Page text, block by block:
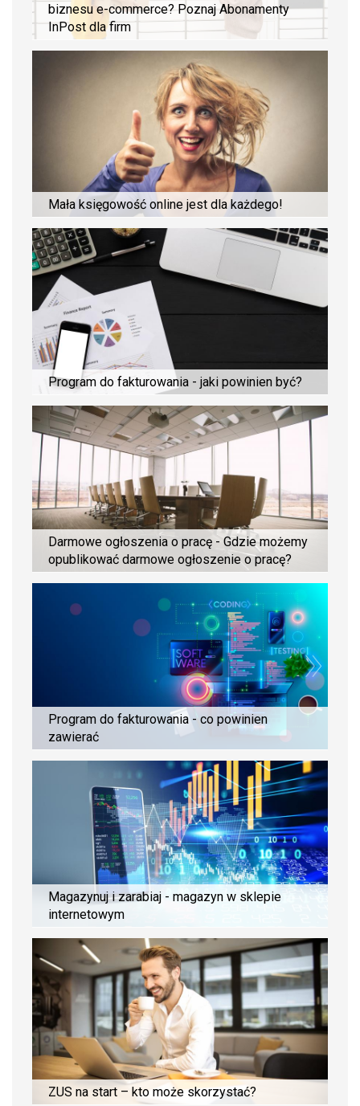
biznesu e-commerce? Poznaj Abonamenty
InPost dla firm
Mała księgowość online jest dla każdego!
Program do fakturowania - jaki powinien być?
Darmowe ogłoszenia o pracę - Gdzie możemy
opublikować darmowe ogłoszenie o pracę?
Program do fakturowania - co powinien
zawierać
Magazynuj i zarabiaj - magazyn w sklepie
internetowym
ZUS na start – kto może skorzystać?